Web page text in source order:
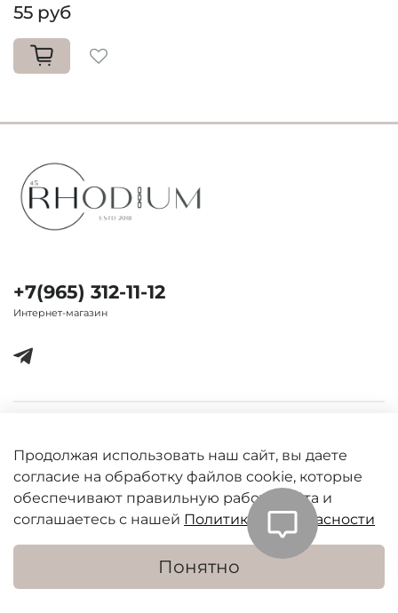
В корзину
55 руб
+7(965) 312-11-12
Интернет-магазин
Продолжая использовать наш сайт, вы даете
согласие на обработку файлов cookie, которые
обеспечивают правильную работу сайта и
соглашаетесь с нашей Политикой безопасности
Понятно